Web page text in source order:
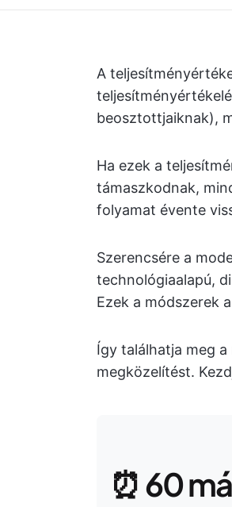
A
beosztottjaiknak),
Ha ezek a
támaszkodnak,
folyamat évente
Szerencsére a
technológiaalapú,
Ezek a módszerek
Így találhatja meg
megközelítést.
⏰ 60